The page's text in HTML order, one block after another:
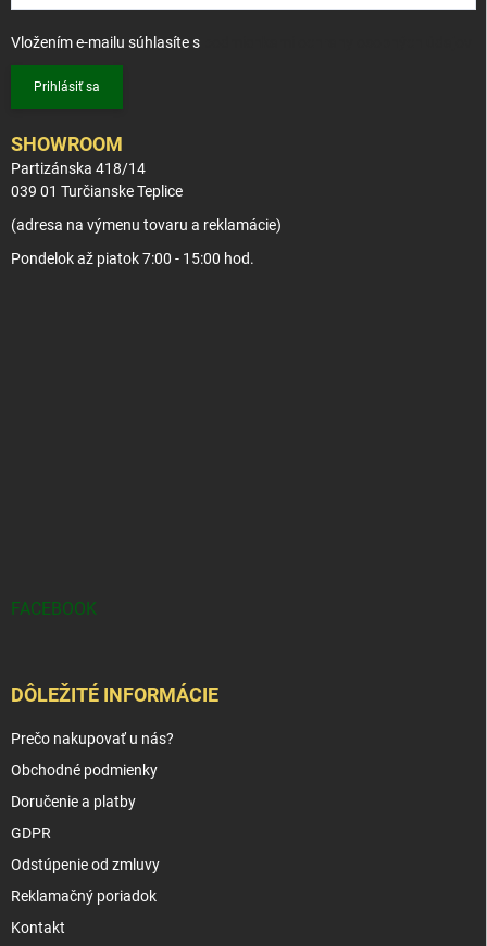
Vložením e-mailu súhlasíte s
Prihlásiť sa
SHOWROOM
Partizánska 418/14
039 01 Turčianske Teplice
(adresa na výmenu tovaru a reklamácie)
Pondelok až piatok 7:00 - 15:00 hod.
FACEBOOK
DÔLEŽITÉ INFORMÁCIE
Prečo nakupovať u nás?
Obchodné podmienky
Doručenie a platby
GDPR
Odstúpenie od zmluvy
Reklamačný poriadok
Kontakt